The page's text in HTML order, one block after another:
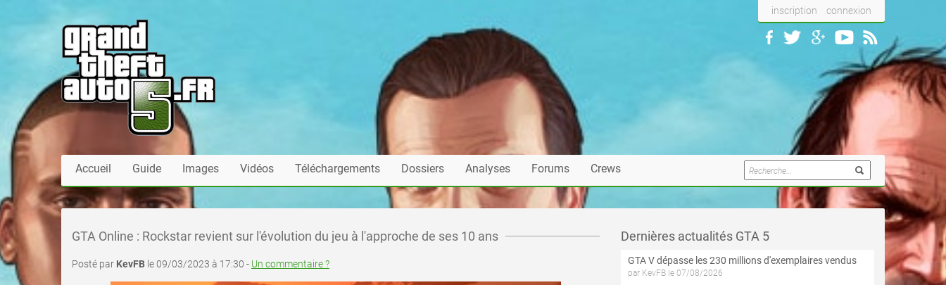
inscription connexion
Accueil Guide Images Vidéos Téléchargements Dossiers Analyses Forums Crews
GTA Online : Rockstar revient sur l'évolution du jeu à l'approche de ses 10 ans
Posté par KevFB le 09/03/2023 à 17:30 - Un commentaire ?
Dernières actualités GTA 5
GTA V dépasse les 230 millions d'exemplaires vendus
par KevFB le 07/08/2026